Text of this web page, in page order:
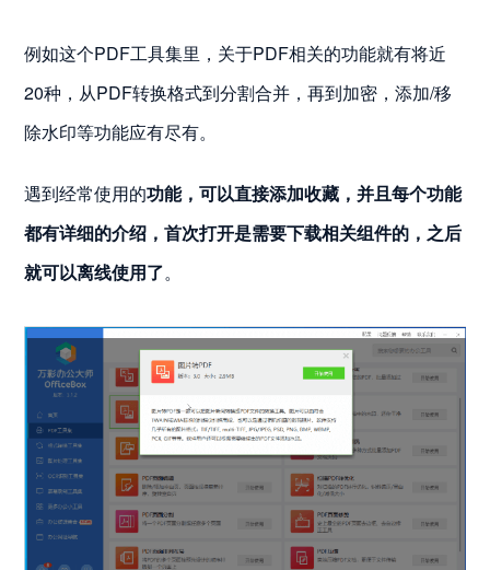
例如这个PDF工具集里，关于PDF相关的功能就有将近
20种，从PDF转换格式到分割合并，再到加密，添加/移
除水印等功能应有尽有。
遇到经常使用的功能，可以直接添加收藏，并且每个功能
都有详细的介绍，首次打开是需要下载相关组件的，之后
就可以离线使用了。